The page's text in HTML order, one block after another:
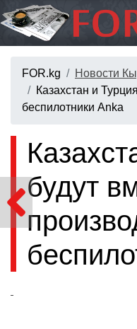
FOR.kg
Новости
Казахстан и
беспилотники Anka
будут